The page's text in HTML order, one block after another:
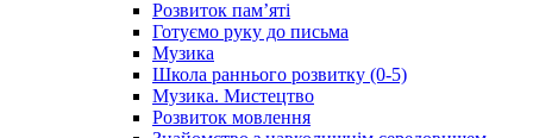
Розвиток пам’яті
Готуємо руку до письма
Музика
Школа раннього розвитку (0-5)
Музика. Мистецтво
Розвиток мовлення